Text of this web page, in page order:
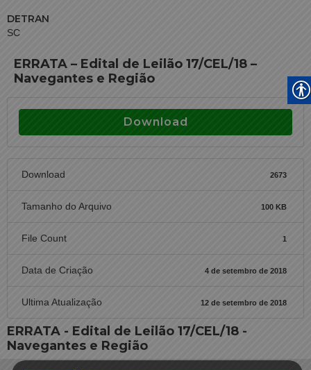
DETRAN
SC
ERRATA – Edital de Leilão 17/CEL/18 –
Navegantes e Região
Download
Download 2673
Tamanho do Arquivo 100 KB
File Count 1
Data de Criação 4 de setembro de 2018
Ultima Atualização 12 de setembro de 2018
ERRATA - Edital de Leilão 17/CEL/18 -
Navegantes e Região